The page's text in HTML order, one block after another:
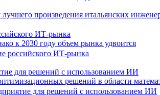
лучшего произведения итальянских
ИТ-рынка
к 2030 году объем рынка удвоится
для решений с использованием ИИ
решений в области